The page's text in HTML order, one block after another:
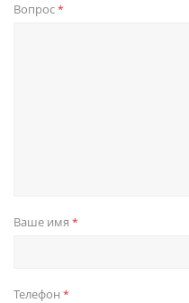
Вопрос*
Ваше имя *
Телефон *